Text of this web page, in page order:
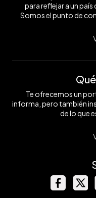
para reflejar a un país
Somos el punto de
Te ofrecemos un
informa, pero también
de lo que